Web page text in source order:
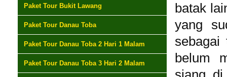
Paket Tour Bukit Lawang
Paket Tour Danau Toba
Paket Tour Danau Toba 2 Hari 1 Malam
Paket Tour Danau Toba 3 Hari 2 Malam
batak
yang
sebagai
belum